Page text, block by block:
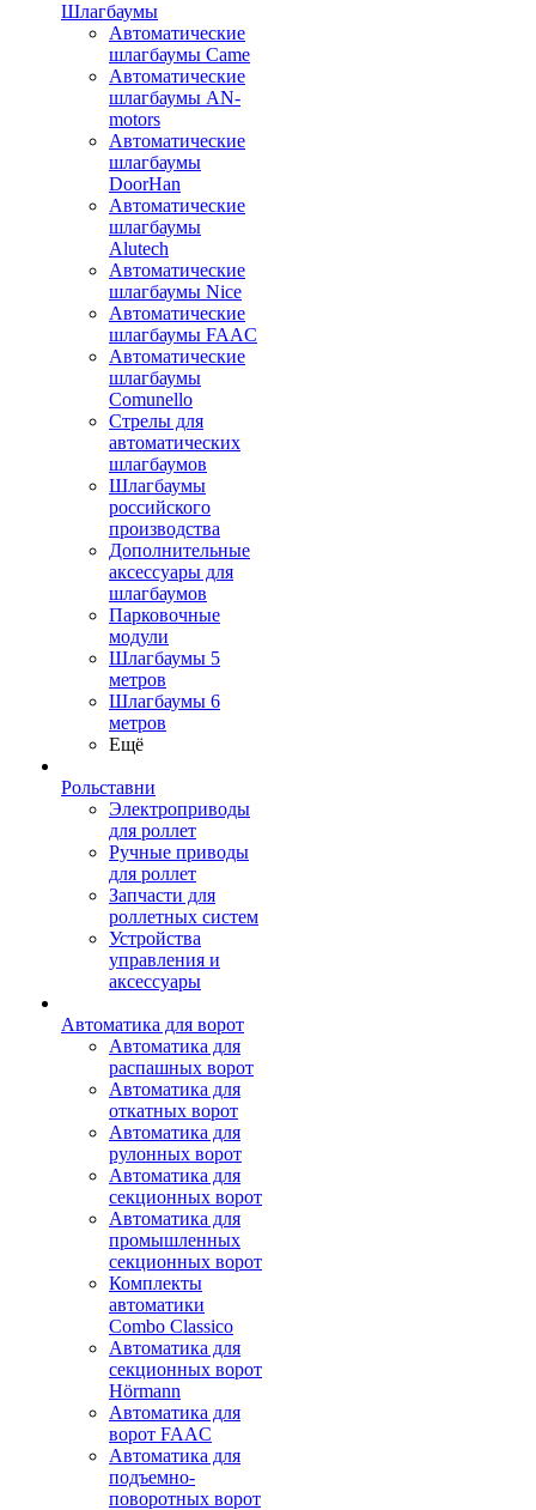
Шлагбаумы
Автоматические
шлагбаумы Came
Автоматические
шлагбаумы AN-
motors
Автоматические
шлагбаумы
DoorHan
Автоматические
шлагбаумы
Alutech
Автоматические
шлагбаумы Nice
Автоматические
шлагбаумы FAAC
Автоматические
шлагбаумы
Comunello
Стрелы для
автоматических
шлагбаумов
Шлагбаумы
российского
производства
Дополнительные
аксессуары для
шлагбаумов
Парковочные
модули
Шлагбаумы 5
метров
Шлагбаумы 6
метров
Ещё
Рольставни
Электроприводы
для роллет
Ручные приводы
для роллет
Запчасти для
роллетных систем
Устройства
управления и
аксессуары
Автоматика для ворот
Автоматика для
распашных ворот
Автоматика для
откатных ворот
Автоматика для
рулонных ворот
Автоматика для
секционных ворот
Автоматика для
промышленных
секционных ворот
Комплекты
автоматики
Combo Classico
Автоматика для
секционных ворот
Hörmann
Автоматика для
ворот FAAC
Автоматика для
подъемно-
поворотных ворот